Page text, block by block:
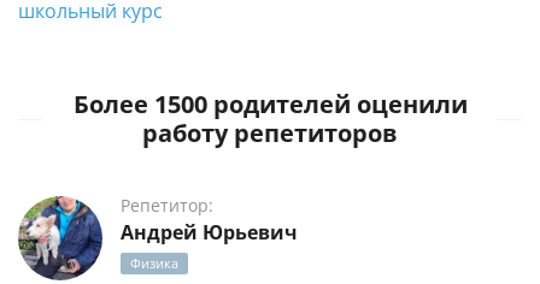
школьный курс
Более 1500 родителей оценили
работу репетиторов
Репетитор:
Андрей Юрьевич
Физика